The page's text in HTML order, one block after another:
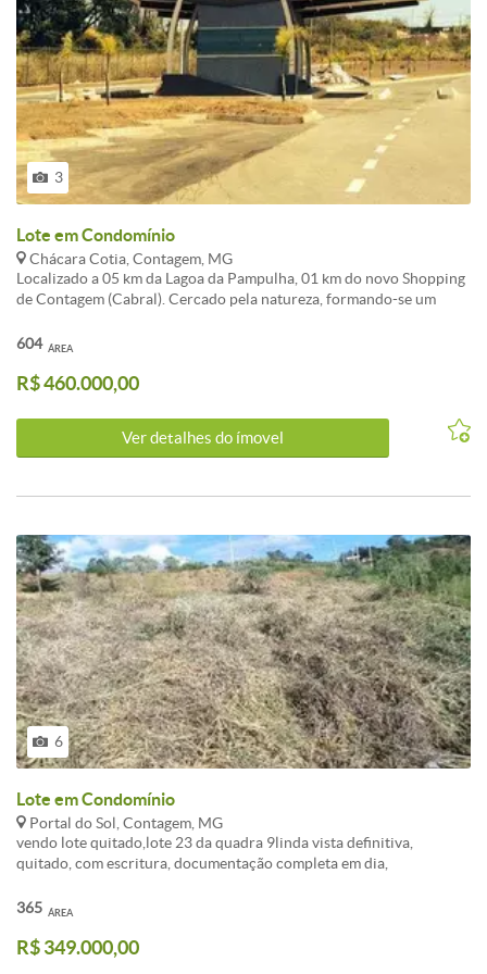
3
Lote em Condomínio
Chácara Cotia, Contagem, MG
Localizado a 05 km da Lagoa da Pampulha, 01 km do novo Shopping
de Contagem (Cabral). Cercado pela natureza, formando-se um
sempre abaixo do que é registrado no região. Lugar aconchegante ,
propostas.
ÁREA
604
R$ 460.000,00
Ver detalhes do ímovel
6
Lote em Condomínio
Portal do Sol, Contagem, MG
vendo lote quitado,lote 23 da quadra 9linda vista definitiva,
quitado, com escritura, documentação completa em dia,
Residencial Fechado Portal do Sol Bosque da Lagoa. Localizado a 05
(Cabral). Cercado pela natureza, formando -se um cinturão verde,
ÁREA
365
R$ 349.000,00